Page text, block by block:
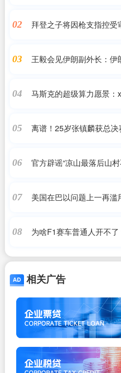
02
拜登之子将因枪支指控受
03
王毅会见伊朗副外长：伊
04
马斯克的超级算力愿景：
05
离谱！25岁张镇麟获总决
06
官方辟谣“凉山最落后山
07
美国在巴以问题上一再滥
08
为啥F1赛车普通人开不
相关广告